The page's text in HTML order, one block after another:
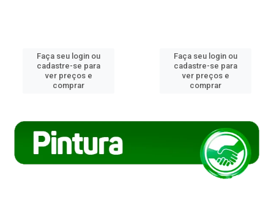
Faça seu login ou
cadastre-se para
ver preços e
comprar
Faça seu login ou
cadastre-se para
ver preços e
comprar